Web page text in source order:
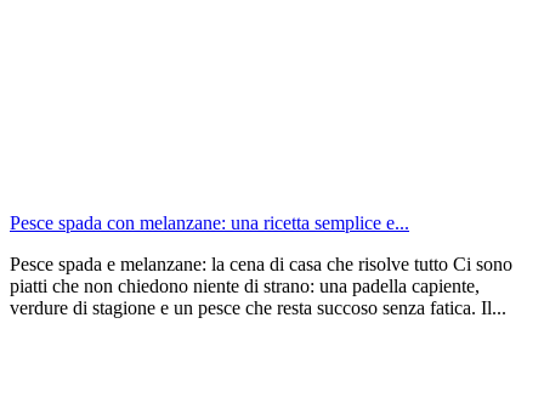
Pesce spada con melanzane: una ricetta semplice e...
Pesce spada e melanzane: la cena di casa che risolve tutto Ci sono
piatti che non chiedono niente di strano: una padella capiente,
verdure di stagione e un pesce che resta succoso senza fatica. Il...